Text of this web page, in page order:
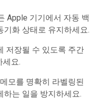
Apple 기기에서 자동 백
기화 상태로 유지하세요.
저장될 수 있도록 주간
세요.
모를 명확히 라벨링된
하는 일을 방지하세요.